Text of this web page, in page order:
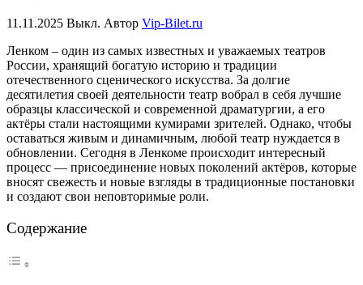
11.11.2025 Выкл. Автор Vip-Bilet.ru
Ленком – один из самых известных и уважаемых театров
России, хранящий богатую историю и традиции
отечественного сценического искусства. За долгие
десятилетия своей деятельности театр вобрал в себя лучшие
образцы классической и современной драматургии, а его
актёры стали настоящими кумирами зрителей. Однако, чтобы
оставаться живым и динамичным, любой театр нуждается в
обновлении. Сегодня в Ленкоме происходит интересный
процесс — присоединение новых поколений актёров, которые
вносят свежесть и новые взгляды в традиционные постановки
и создают свои неповторимые роли.
Содержание